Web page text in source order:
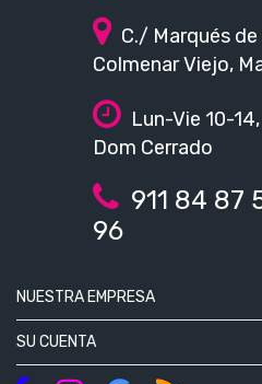
C./ Marqués
Colmenar Viejo,
Lun-Vie 10-
Dom Cerrado
911 84 87
96
NUESTRA EMPRESA
SU CUENTA